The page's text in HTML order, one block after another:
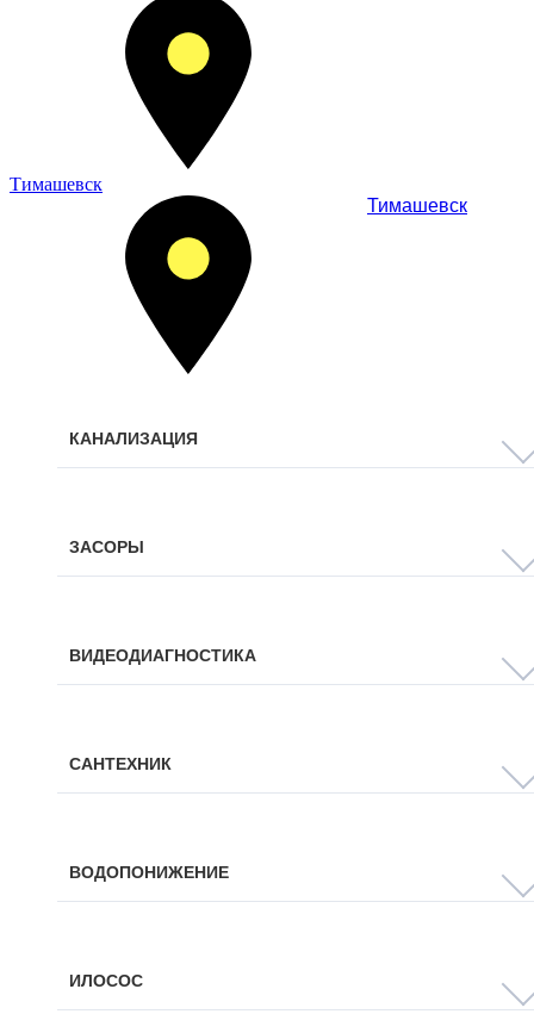
Тимашевск
Тимашевск
КАНАЛИЗАЦИЯ
ЗАСОРЫ
ВИДЕОДИАГНОСТИКА
САНТЕХНИК
ВОДОПОНИЖЕНИЕ
ИЛОСОС